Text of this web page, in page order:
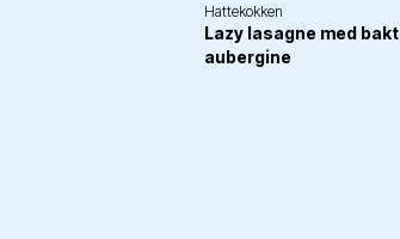
Hattekokken
Lazy lasagne med bakt
aubergine